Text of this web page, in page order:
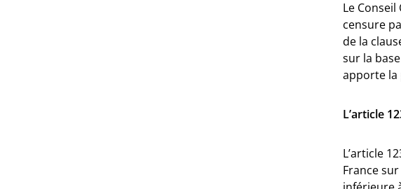
Le
censure
de la
sur la
apporte la
L’article
L’article
France